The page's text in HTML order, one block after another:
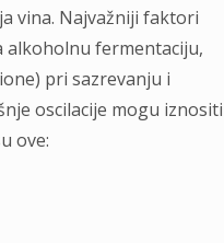
vina. Najvažniji faktori
alkoholnu fermentaciju,
pri sazrevanju i
oscilacije mogu iznositi
ove: